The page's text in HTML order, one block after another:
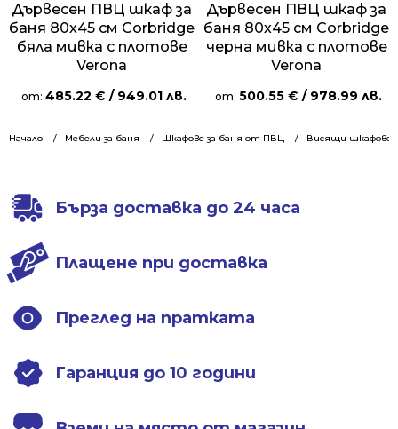
Начало Мебели за баня Шкафове за баня от ПВЦ Висящи шкафове
Дървесен ПВЦ шкаф за
баня 80х45 см Corbridge
бяла мивка с плотове
Verona
от: 485.22 € / 949.01 лв.
Дървесен ПВЦ шкаф за
баня 80х45 см Corbridge
черна мивка с плотове
Verona
от: 500.55 € / 978.99 лв.
Бърза доставка до 24 часа
Плащене при доставка
Преглед на пратката
Гаранция до 10 години